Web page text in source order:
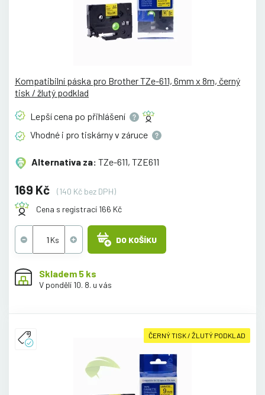
Kompatibilní páska pro Brother TZe-611, 6mm x 8m, černý
tisk / žlutý podklad
Lepší cena po přihlášení
Vhodné i pro tiskárny v záruce
Alternativa za: TZe-611, TZE611
169 Kč
(140 Kč bez DPH)
Cena s registrací 166 Kč
DO KOŠÍKU
Skladem 5 ks
V pondělí 10. 8. u vás
ČERNÝ TISK / ŽLUTÝ PODKLAD